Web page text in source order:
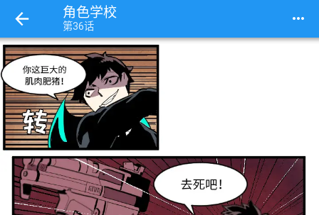
角色学校
第36话 more_horiz